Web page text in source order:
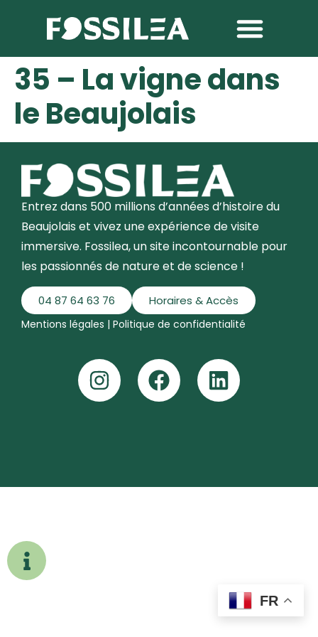
35 – La vigne dans
le Beaujolais
Entrez dans 500 millions d’années d’histoire du
Beaujolais et vivez une expérience de visite
immersive. Fossilea, un site incontournable pour
les passionnés de nature et de science !
04 87 64 63 76 Horaires & Accès
Mentions légales | Politique de confidentialité
FR